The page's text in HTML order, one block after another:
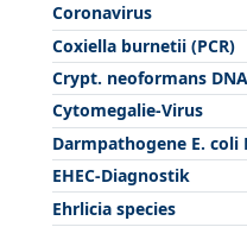
Coronavirus
Coxiella burnetii (PCR)
Crypt. neoformans DNA
Cytomegalie-Virus
Darmpathogene E. coli
EHEC-Diagnostik
Ehrlicia species